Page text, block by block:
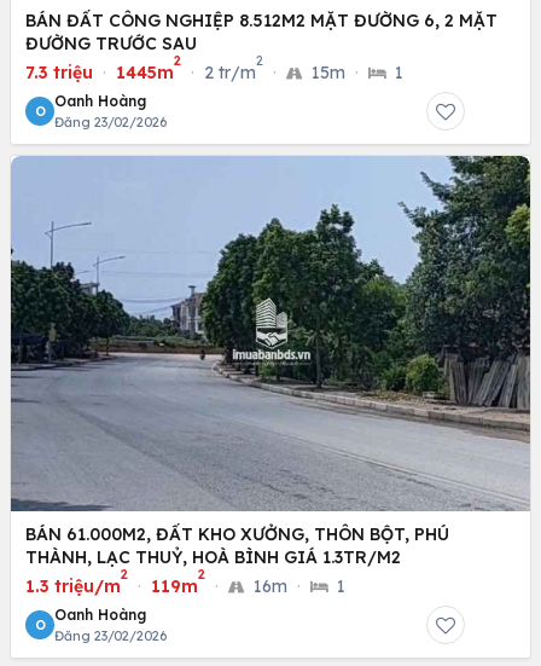
BÁN ĐẤT CÔNG NGHIỆP 8.512M2 MẶT ĐƯỜNG 6, 2 MẶT
ĐƯỜNG TRƯỚC SAU
7.3 triệu · 1445m
2
· 2 tr/m
2
· 15m · 1
O
Oanh Hoàng
Đăng 23/02/2026
BÁN 61.000M2, ĐẤT KHO XƯỞNG, THÔN BỘT, PHÚ
THÀNH, LẠC THUỶ, HOÀ BÌNH GIÁ 1.3TR/M2
1.3 triệu/m
2
· 119m
2
· 16m · 1
O
Oanh Hoàng
Đăng 23/02/2026